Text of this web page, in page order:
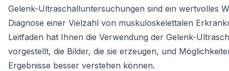
Gelenk-Ultraschalluntersuchungen sind ein wertvolles
Diagnose einer Vielzahl von muskuloskelettalen
Leitfaden hat Ihnen die Verwendung der Gelenk-
vorgestellt, die Bilder, die sie erzeugen, und
Ergebnisse besser verstehen können.